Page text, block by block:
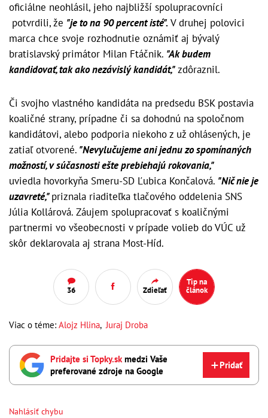
oficiálne neohlásil, jeho najbližší spolupracovníci
potvrdili, že "je to na 90 percent isté".V druhej polovici
marca chce svoje rozhodnutie oznámiť aj bývalý
bratislavský primátor Milan Ftáčnik. "Ak budem
kandidovať, tak ako nezávislý kandidát,"zdôraznil.
Či svojho vlastného kandidáta na predsedu BSK postavia
koaličné strany, prípadne či sa dohodnú na spoločnom
kandidátovi, alebo podporia niekoho z už ohlásených, je
zatiaľ otvorené. "Nevylučujeme ani jednu zo spomínaných
možností, v súčasnosti ešte prebiehajú rokovania,"
uviedla hovorkyňa Smeru-SD Ľubica Končalová. "Nič nie je
uzavreté,"priznala riaditeľka tlačového oddelenia SNS
Júlia Kollárová. Záujem spolupracovať s koaličnými
partnermi vo všeobecnosti v prípade volieb do VÚC už
skôr deklarovala aj strana Most-Híd.
36 Zdieľať
Tip na
článok
Viac o téme: Alojz Hlina,Juraj Droba
Pridajte si Topky.sk medzi Vaše
preferované zdroje na Google
Pridať
Nahlásiť chybu